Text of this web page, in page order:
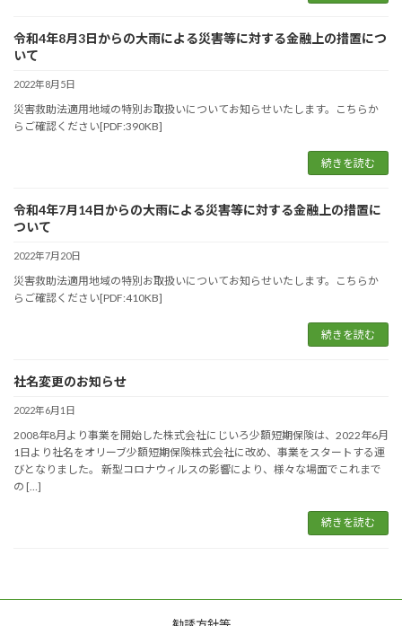
令和4年8月3日からの大雨による災害等に対する金融上の措置につ
いて
2022年8月5日
災害救助法適用地域の特別お取扱いについてお知らせいたします。こちらか
らご確認ください[PDF:390KB]
続きを読む
令和4年7月14日からの大雨による災害等に対する金融上の措置に
ついて
2022年7月20日
災害救助法適用地域の特別お取扱いについてお知らせいたします。こちらか
らご確認ください[PDF:410KB]
続きを読む
社名変更のお知らせ
2022年6月1日
2008年8月より事業を開始した株式会社にじいろ少額短期保険は、2022年6月
1日より社名をオリーブ少額短期保険株式会社に改め、事業をスタートする運
びとなりました。 新型コロナウィルスの影響により、様々な場面でこれまで
の […]
続きを読む